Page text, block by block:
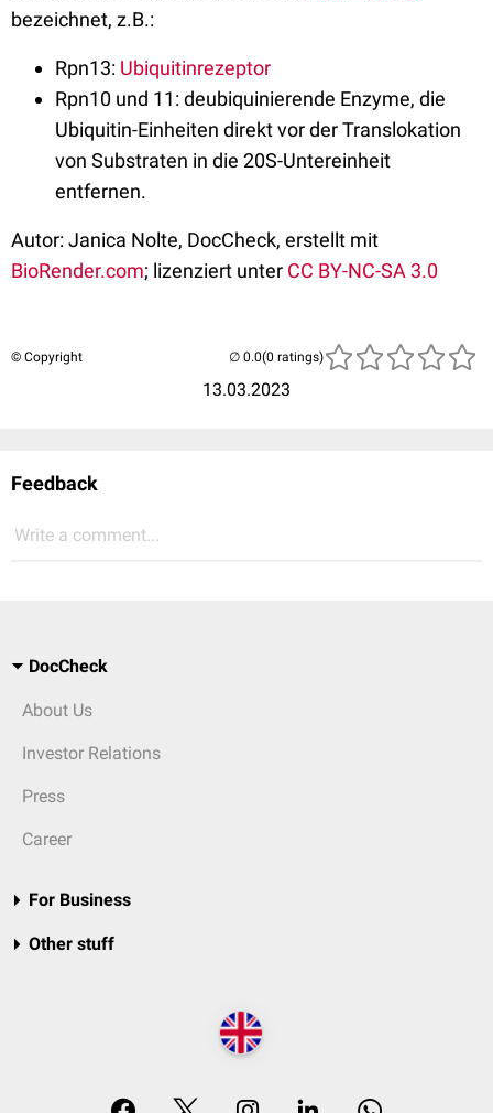
bezeichnet, z.B.:
Rpn13: Ubiquitinrezeptor
Rpn10 und 11: deubiquinierende Enzyme, die
Ubiquitin-Einheiten direkt vor der Translokation
von Substraten in die 20S-Untereinheit
entfernen.
Autor: Janica Nolte, DocCheck, erstellt mit
BioRender.com; lizenziert unter CC BY-NC-SA 3.0
© Copyright
13.03.2023
(0 ratings)
Feedback
Write a comment...
DocCheck
About Us
Investor Relations
Press
Career
For Business
Other stuff